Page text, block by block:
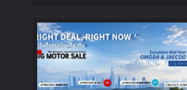
ดย์ 30 ม.ค. ปีหน้า!!